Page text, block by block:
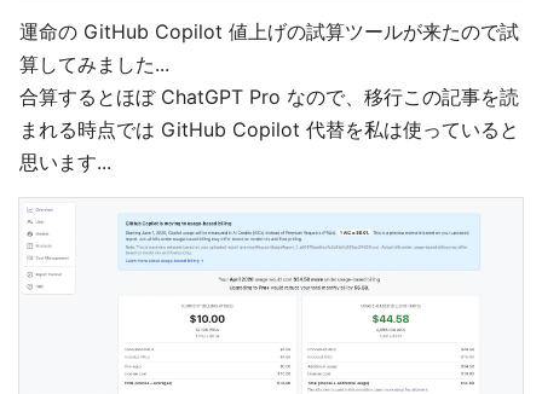
運命の GitHub Copilot 値上げの試算ツールが来たので試
算してみました...
合算するとほぼ ChatGPT Pro なので、移行この記事を読
まれる時点では GitHub Copilot 代替を私は使っていると
思います...